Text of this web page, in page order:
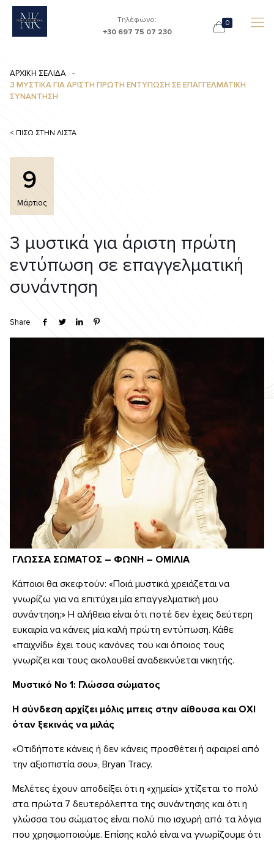
Τηλέφωνο:
+30 697 75 07 230
0
ΑΡΧΙΚΗ ΣΕΛΙΔΑ
3 ΜΥΣΤΙΚΑ ΓΙΑ ΑΡΙΣΤΗ ΠΡΩΤΗ ΕΝΤΥΠΩΣΗ ΣΕ ΕΠΑΓΓΕΛΜΑΤΙΚΗ
ΣΥΝΑΝΤΗΣΗ
< ΠΙΣΩ ΣΤΗΝ ΛΙΣΤΑ
9
Μάρτιος
3 μυστικά για άριστη πρώτη
εντύπωση σε επαγγελματική
συνάντηση
Share
ΓΛΩΣΣΑ ΣΩΜΑΤΟΣ – ΦΩΝΗ – ΟΜΙΛΙΑ
Κάποιοι θα σκεφτούν: «Ποιά μυστικά χρειάζεται να
γνωρίζω για να επιτύχει μία επαγγελματική μου
συνάντηση;» Η αλήθεια είναι ότι ποτέ δεν έχεις δεύτερη
ευκαιρία να κάνεις μία καλή πρώτη εντύπωση. Κάθε
«παιχνίδι» έχει τους κανόνες του και όποιος τους
γνωρίζει και τους ακολουθεί αναδεικνύεται νικητής.
Μυστικό Νο 1: Γλώσσα σώματος
Η σύνδεση αρχίζει μόλις μπεις στην αίθουσα και ΟΧΙ
όταν ξεκινάς να μιλάς
«Οτιδήποτε κάνεις ή δεν κάνεις προσθέτει ή αφαιρεί από
την αξιοπιστία σου», Bryan Tracy.
Μελέτες έχουν αποδείξει ότι η «χημεία» χτίζεται το πολύ
στα πρώτα 7 δευτερόλεπτα της συνάντησης και ότι η
γλώσσα του σώματος είναι πολύ πιο ισχυρή από τα λόγια
που χρησιμοποιούμε. Επίσης καλό είναι να γνωρίζουμε ότι